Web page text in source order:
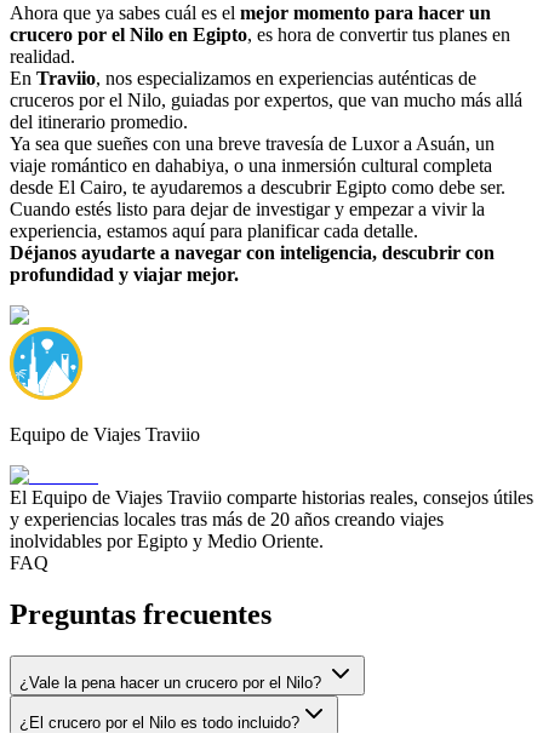
Ahora que ya sabes cuál es el mejor momento para hacer un
crucero por el Nilo en Egipto, es hora de convertir tus planes en
realidad.
En Traviio, nos especializamos en experiencias auténticas de
cruceros por el Nilo, guiadas por expertos, que van mucho más allá
del itinerario promedio.
Ya sea que sueñes con una breve travesía de Luxor a Asuán, un
viaje romántico en dahabiya, o una inmersión cultural completa
desde El Cairo, te ayudaremos a descubrir Egipto como debe ser.
Cuando estés listo para dejar de investigar y empezar a vivir la
experiencia, estamos aquí para planificar cada detalle.
Déjanos ayudarte a navegar con inteligencia, descubrir con
profundidad y viajar mejor.
Equipo de Viajes Traviio
El Equipo de Viajes Traviio comparte historias reales, consejos útiles
y experiencias locales tras más de 20 años creando viajes
inolvidables por Egipto y Medio Oriente.
FAQ
Preguntas frecuentes
¿Vale la pena hacer un crucero por el Nilo?
¿El crucero por el Nilo es todo incluido?